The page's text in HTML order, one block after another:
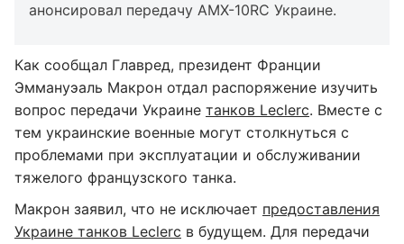
анонсировал передачу AMX-10RC Украине.
Как сообщал Главред, президент Франции
Эммануэаль Макрон отдал распоряжение изучить
вопрос передачи Украине танков Leclerc. Вместе с
тем украинские военные могут столкнуться с
проблемами при эксплуатации и обслуживании
тяжелого французского танка.
Макрон заявил, что не исключает предоставления
Украине танков Leclerc в будущем. Для передачи